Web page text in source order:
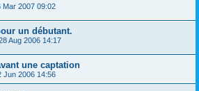
Mar 2007 09:02
un débutant.
Aug 2006 14:17
une captation
Jun 2006 14:56